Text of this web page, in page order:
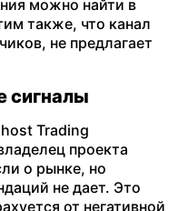
можно найти в
также, что канал
не предлагает
сигналы
Trading
проекта
о рынке, но
не дает. Это
от негативной